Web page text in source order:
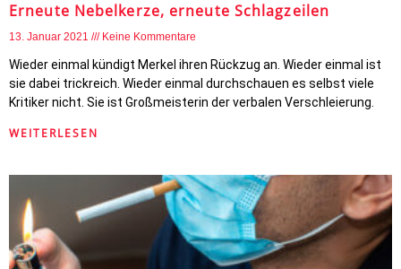
Erneute Nebelkerze, erneute Schlagzeilen
13. Januar 2021 Keine Kommentare
Wieder einmal kündigt Merkel ihren Rückzug an. Wieder einmal ist
sie dabei trickreich. Wieder einmal durchschauen es selbst viele
Kritiker nicht. Sie ist Großmeisterin der verbalen Verschleierung.
WEITERLESEN